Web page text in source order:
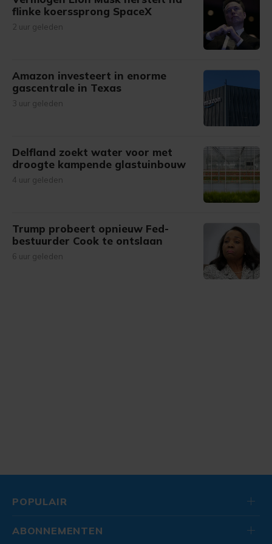
flinke koerssprong SpaceX
2 uur geleden
Amazon investeert in enorme
gascentrale in Texas
3 uur geleden
Delfland zoekt water voor met
droogte kampende glastuinbouw
4 uur geleden
Trump probeert opnieuw Fed-
bestuurder Cook te ontslaan
6 uur geleden
POPULAIR
ABONNEMENTEN